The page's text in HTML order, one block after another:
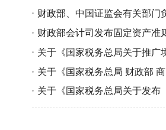
关于《国